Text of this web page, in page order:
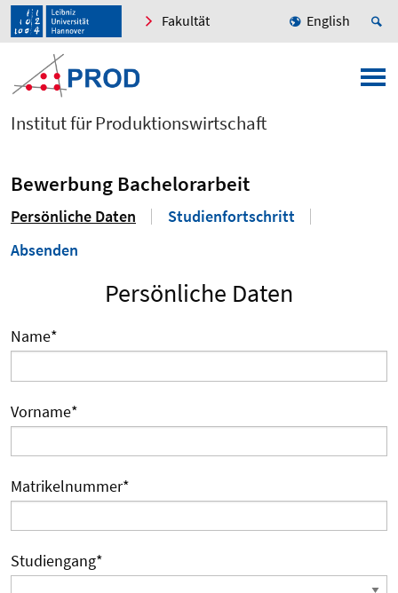
Fakultät English
Institut für Produktionswirtschaft
Bewerbung Bachelorarbeit
Persönliche Daten
Studienfortschritt
Absenden
Persönliche Daten
Name*
Vorname*
Matrikelnummer*
Studiengang*